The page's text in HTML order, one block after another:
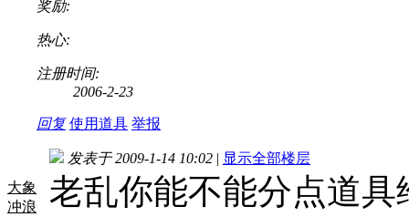
奖励:
热心:
注册时间:
2006-2-23
回复 使用道具 举报
大象
冲浪
发表于 2009-1-14 10:02 | 显示全部楼层
老乱你能不能分点道